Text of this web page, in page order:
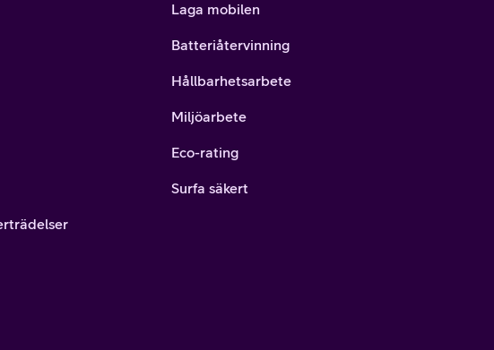
Laga mobilen
Batteriåtervinning
Hållbarhetsarbete
Miljöarbete
Eco-rating
Surfa säkert